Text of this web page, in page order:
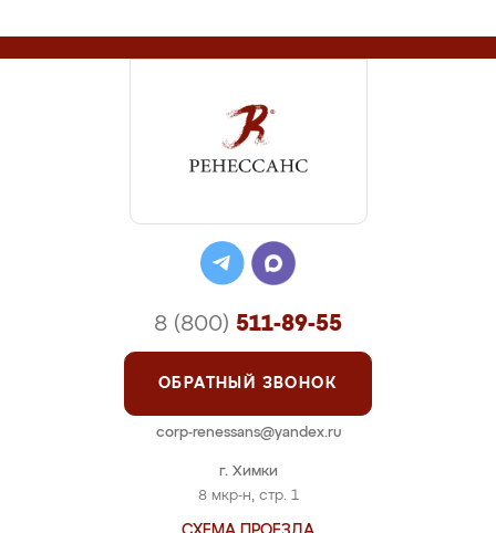
г. Химки
8 мкр-н, стр. 1
8 (800) 511-89-55
ОБРАТНЫЙ ЗВОНОК
corp-renessans@yandex.ru